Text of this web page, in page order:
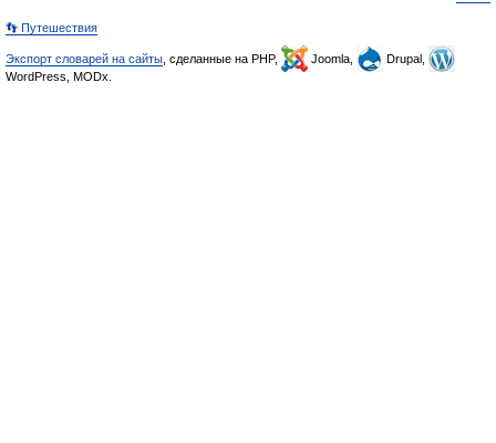
👣 Путешествия
Экспорт словарей на сайты , сделанные на PHP, Joomla,
Drupal,
WordPress, MODx.